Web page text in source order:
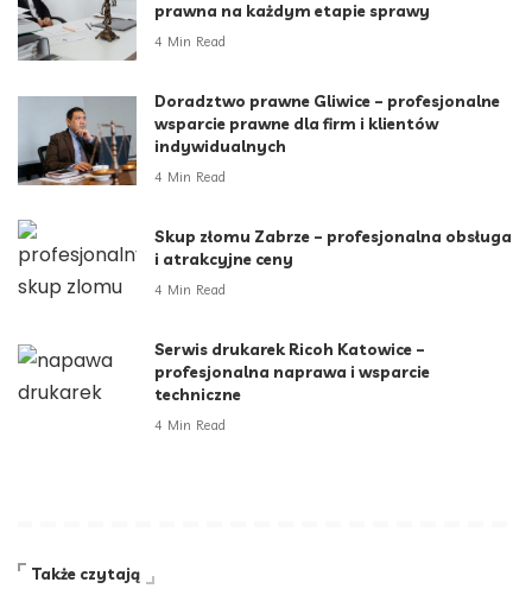
prawna na każdym etapie sprawy
4 Min Read
Doradztwo prawne Gliwice – profesjonalne
wsparcie prawne dla firm i klientów
indywidualnych
4 Min Read
Skup złomu Zabrze – profesjonalna obsługa
i atrakcyjne ceny
4 Min Read
Serwis drukarek Ricoh Katowice –
profesjonalna naprawa i wsparcie
techniczne
4 Min Read
Także czytają